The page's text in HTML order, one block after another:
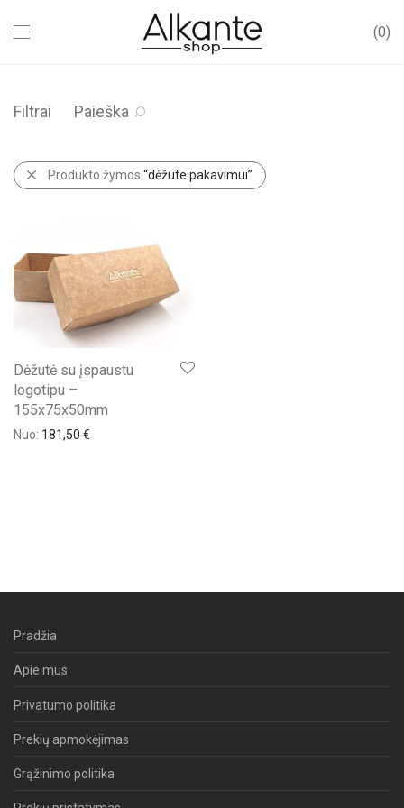
0
Filtrai Paieška
Produkto žymos “dėžute pakavimui”
Dėžutė su įspaustu
logotipu –
155x75x50mm
Nuo: 181,50 €
Pradžia
Apie mus
Privatumo politika
Prekių apmokėjimas
Grąžinimo politika